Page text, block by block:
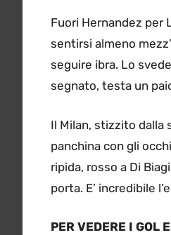
Fuori Hernandez per
sentirsi almeno
seguire ibra. Lo
segnato, testa un
Il Milan, stizzito dalla
panchina con gli
ripida, rosso a Di
porta. E’ incredibile
PER VEDERE I GOL